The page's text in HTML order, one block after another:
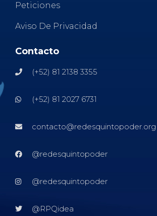
Peticiones
Aviso De Privacidad
Contacto
(+52) 81 2138 3355
(+52) 81 2027 6731
contacto@redesquintopoder.org
@redesquintopoder
@redesquintopoder
@RPQidea